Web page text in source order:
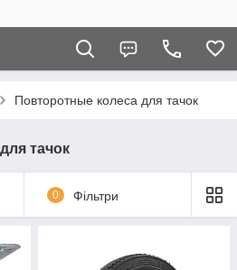
Повторотные колеса для тачок
тачок
0 Фільтри